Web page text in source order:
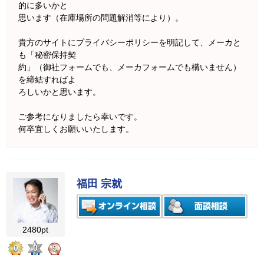
的に多いかと
思います（在庫場所の問題解消等により）。
貴方のサイトにプライバシーポリシーを明記して、メーカと
も「秘密保持契
約」（御社フォームでも、メーカフォームでも構いません）
を締結すればよ
ろしいかと思います。
ご参考になりましたら幸いです。
何卒宜しくお願いいたします。
2480pt
0
0 9
福田 宗就